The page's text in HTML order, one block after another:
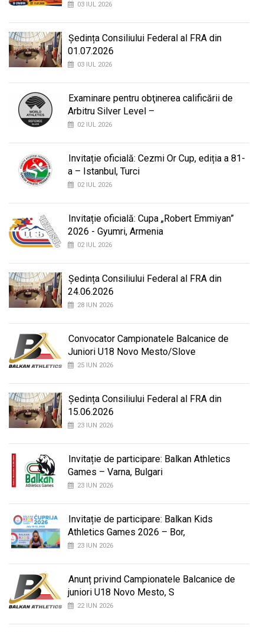
03 IUL 2026
Ședința Consiliului Federal al FRA din
01.07.2026
03 IUL 2026
Examinare pentru obţinerea calificării de
Arbitru Silver Level –
02 IUL 2026
Invitație oficială: Cezmi Or Cup, ediția a 81-
a – Istanbul, Turci
02 IUL 2026
Invitație oficială: Cupa „Robert Emmiyan”
2026 - Gyumri, Armenia
02 IUL 2026
Ședința Consiliului Federal al FRA din
24.06.2026
28 IUN 2026
Convocator Campionatele Balcanice de
Juniori U18 Novo Mesto/Slove
25 IUN 2026
Ședința Consiliului Federal al FRA din
15.06.2026
23 IUN 2026
Invitație de participare: Balkan Athletics
Games – Varna, Bulgari
23 IUN 2026
Invitație de participare: Balkan Kids
Athletics Games 2026 – Bor,
23 IUN 2026
Anunț privind Campionatele Balcanice de
juniori U18 Novo Mesto, S
22 IUN 2026